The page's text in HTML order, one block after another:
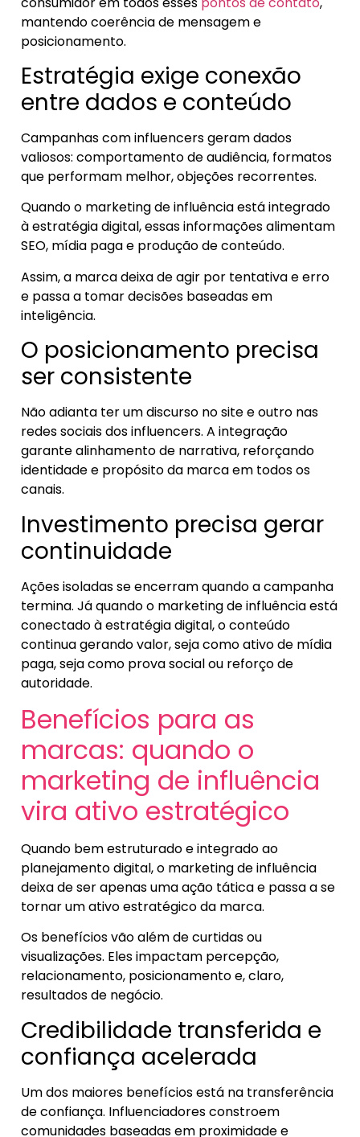
mantendo coerência de mensagem e
posicionamento.
Estratégia exige conexão
entre dados e conteúdo
Campanhas com influencers geram dados
valiosos: comportamento de audiência, formatos
que performam melhor, objeções recorrentes.
Quando o marketing de influência está integrado
à estratégia digital, essas informações alimentam
SEO, mídia paga e produção de conteúdo.
Assim, a marca deixa de agir por tentativa e erro
e passa a tomar decisões baseadas em
inteligência.
O posicionamento precisa
ser consistente
Não adianta ter um discurso no site e outro nas
redes sociais dos influencers. A integração
garante alinhamento de narrativa, reforçando
identidade e propósito da marca em todos os
canais.
Investimento precisa gerar
continuidade
Ações isoladas se encerram quando a campanha
termina. Já quando o marketing de influência está
conectado à estratégia digital, o conteúdo
continua gerando valor, seja como ativo de mídia
paga, seja como prova social ou reforço de
autoridade.
Benefícios para as
marcas: quando o
marketing de influência
vira ativo estratégico
Quando bem estruturado e integrado ao
planejamento digital, o marketing de influência
deixa de ser apenas uma ação tática e passa a se
tornar um ativo estratégico da marca.
Os benefícios vão além de curtidas ou
visualizações. Eles impactam percepção,
relacionamento, posicionamento e, claro,
resultados de negócio.
Credibilidade transferida e
confiança acelerada
Um dos maiores benefícios está na transferência
de confiança. Influenciadores constroem
comunidades baseadas em proximidade e